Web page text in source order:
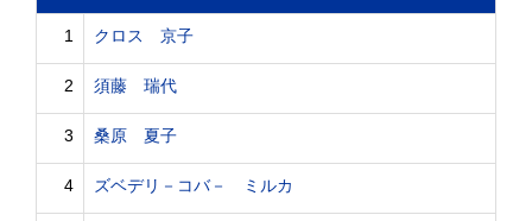
1 クロス 京子
2 須藤 瑞代
3 桑原 夏子
4 ズベデリ－コバ－ ミルカ